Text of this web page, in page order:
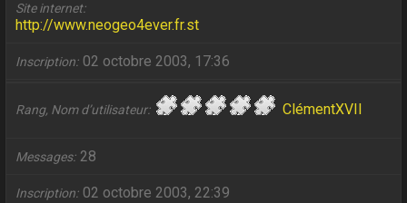
Site internet
http://www.neogeo4ever.fr.st
Inscription 02 octobre 2003, 17:36
Rang, Nom d’utilisateur ClémentXVII
Messages 28
Inscription 02 octobre 2003, 22:39